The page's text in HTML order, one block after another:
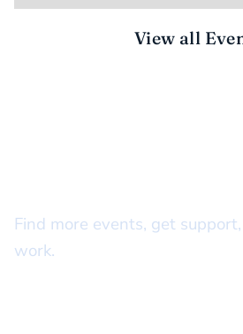
View all
Find more events, get
work.